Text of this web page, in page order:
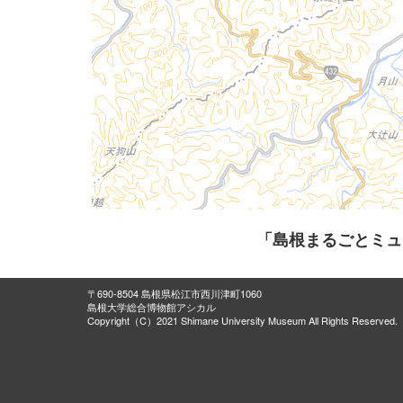
「島根まるごとミ
〒690-8504 島根県松江市西川津町1060
島根大学総合博物館アシカル
Copyright（C）2021 Shimane University Museum All Rights Reserved.